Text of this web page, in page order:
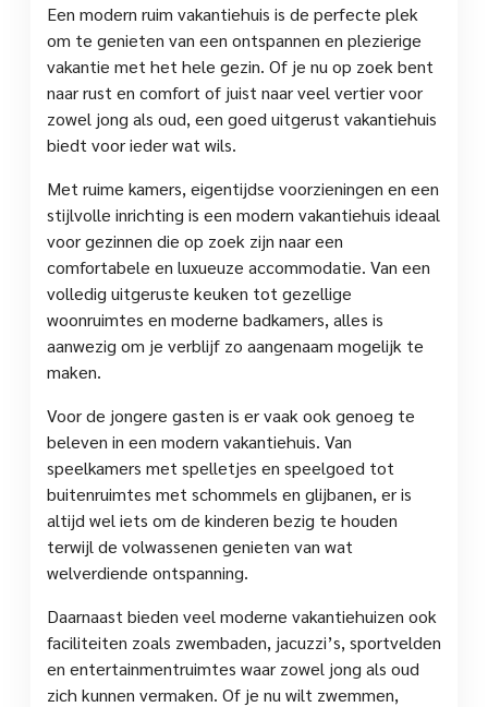
Een modern ruim vakantiehuis is de perfecte plek
om te genieten van een ontspannen en plezierige
vakantie met het hele gezin. Of je nu op zoek bent
naar rust en comfort of juist naar veel vertier voor
zowel jong als oud, een goed uitgerust vakantiehuis
biedt voor ieder wat wils.
Met ruime kamers, eigentijdse voorzieningen en een
stijlvolle inrichting is een modern vakantiehuis ideaal
voor gezinnen die op zoek zijn naar een
comfortabele en luxueuze accommodatie. Van een
volledig uitgeruste keuken tot gezellige
woonruimtes en moderne badkamers, alles is
aanwezig om je verblijf zo aangenaam mogelijk te
maken.
Voor de jongere gasten is er vaak ook genoeg te
beleven in een modern vakantiehuis. Van
speelkamers met spelletjes en speelgoed tot
buitenruimtes met schommels en glijbanen, er is
altijd wel iets om de kinderen bezig te houden
terwijl de volwassenen genieten van wat
welverdiende ontspanning.
Daarnaast bieden veel moderne vakantiehuizen ook
faciliteiten zoals zwembaden, jacuzzi’s, sportvelden
en entertainmentruimtes waar zowel jong als oud
zich kunnen vermaken. Of je nu wilt zwemmen,